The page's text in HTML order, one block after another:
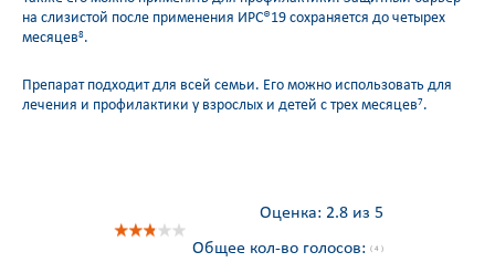
на слизистой после применения ИРС®19 сохраняется до четырех
месяцев8.
Препарат подходит для всей семьи. Его можно использовать для
лечения и профилактики у взрослых и детей с трех месяцев7.
Оценка: 2.8 из 5
Общее кол-во голосов:
( 4 )